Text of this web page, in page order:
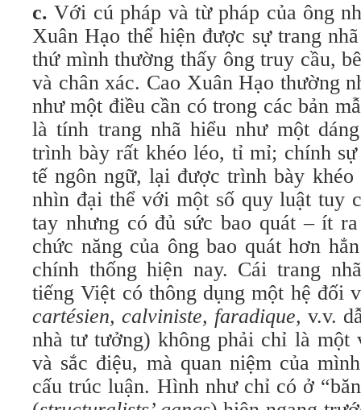
c. Với cú pháp và từ pháp của ông
Xuân Hạo thể hiện được sự trang
thứ mình thường thấy ông truy cầu,
và chân xác. Cao Xuân Hạo thường
như một điều cần có trong các bản
là tính trang nhã hiểu như một
trình bày rất khéo léo, tỉ mỉ; chính
tế ngôn ngữ, lại được trình bày
nhìn đại thể với một số quy luật tuy
tay nhưng có đủ sức bao quát – ít
chức năng của ông bao quát hơn
chính thống hiện nay. Cái trang
tiếng Việt có thông dụng một hệ đối
cartésien, calviniste, faradique,v.v.
nhà tư tưởng) không phải chỉ là một
và sắc điệu, mà quan niệm của
cấu trúc luận. Hình như chỉ có ở